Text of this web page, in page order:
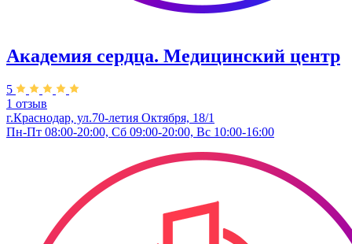
Академия сердца. Медицинский центр
5
1 отзыв
г.Краснодар, ул.70-летия Октября, 18/1
Пн-Пт 08:00-20:00, Сб 09:00-20:00, Вс 10:00-16:00